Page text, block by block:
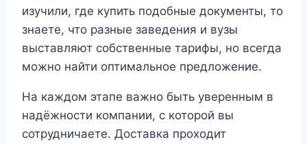
изучили, где купить подобные документы, то
знаете, что разные заведения и вузы
выставляют собственные тарифы, но всегда
можно найти оптимальное предложение.
На каждом этапе важно быть уверенным в
надёжности компании, с которой вы
сотрудничаете. Доставка проходит